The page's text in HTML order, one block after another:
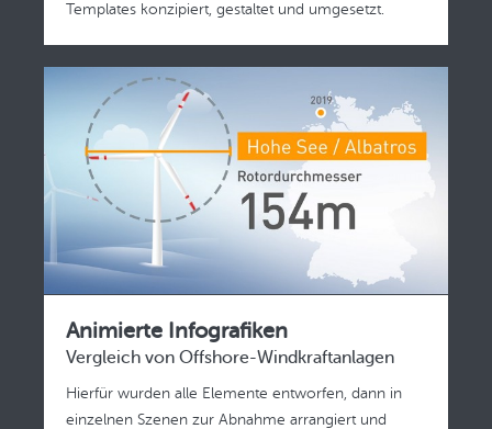
Templates konzipiert, gestaltet und umgesetzt.
Animierte Infografiken
Vergleich von Offshore-Windkraftanlagen
Hierfür wurden alle Elemente entworfen, dann in
einzelnen Szenen zur Abnahme arrangiert und